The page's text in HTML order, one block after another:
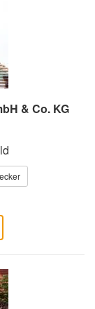
& Co. KG